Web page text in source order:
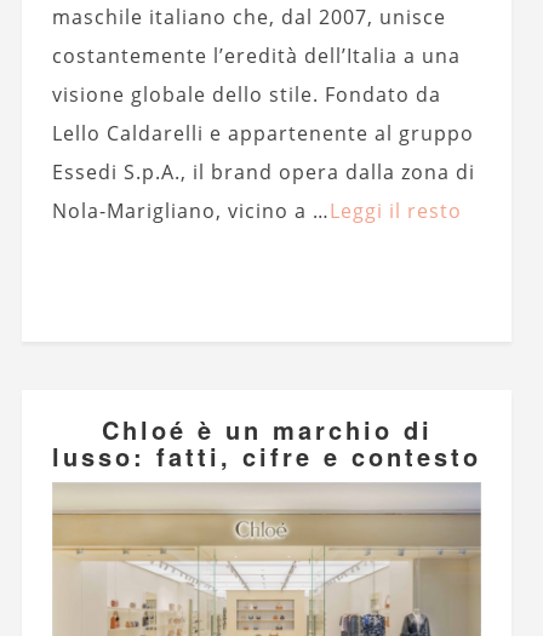
maschile italiano che, dal 2007, unisce
costantemente l’eredità dell’Italia a una
visione globale dello stile. Fondato da
Lello Caldarelli e appartenente al gruppo
Essedi S.p.A., il brand opera dalla zona di
Nola-Marigliano, vicino a …Leggi il resto
Chloé è un marchio di
lusso: fatti, cifre e contesto